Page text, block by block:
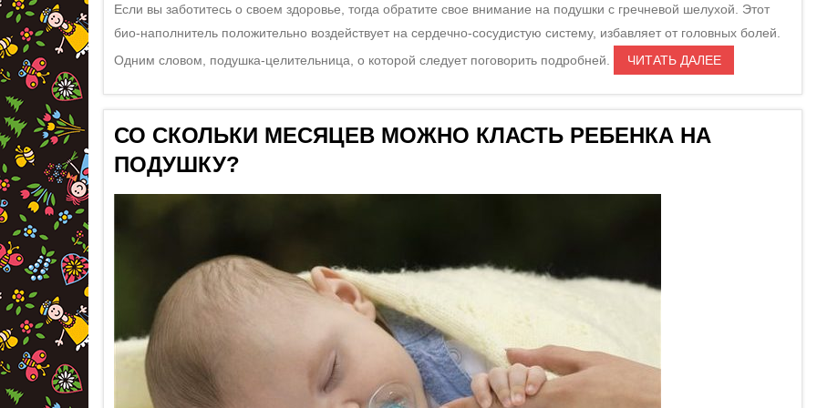
Если вы заботитесь о своем здоровье, тогда обратите свое внимание на подушки с гречневой шелухой. Этот
био-наполнитель положительно воздействует на сердечно-сосудистую систему, избавляет от головных болей.
Одним словом, подушка-целительница, о которой следует поговорить подробней.
ЧИТАТЬ ДАЛЕЕ
СО СКОЛЬКИ МЕСЯЦЕВ МОЖНО КЛАСТЬ РЕБЕНКА НА
ПОДУШКУ?